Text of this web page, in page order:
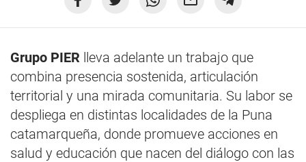
Grupo PIER lleva adelante un trabajo que
combina presencia sostenida, articulación
territorial y una mirada comunitaria. Su labor se
despliega en distintas localidades de la Puna
catamarqueña, donde promueve acciones en
salud y educación que nacen del diálogo con las